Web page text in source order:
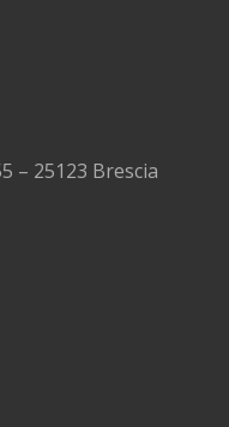
– 25123 Brescia